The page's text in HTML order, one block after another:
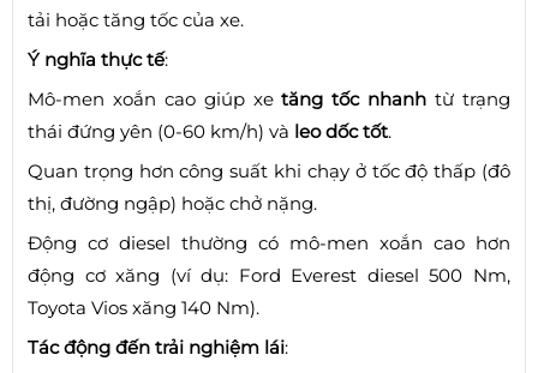
tải hoặc tăng tốc của xe.
Ý nghĩa thực tế:
Mô-men xoắn cao giúp xetăng tốc nhanh từ trạng
thái đứng yên (0-60 km/h) và leo dốc tốt.
Quan trọng hơn công suất khi chạy ở tốc độ thấp (đô
thị, đường ngập) hoặc chở nặng.
Động cơ diesel thường có mô-men xoắn cao hơn
động cơ xăng (ví dụ: Ford Everest diesel 500 Nm,
Toyota Vios xăng 140 Nm).
Tác động đến trải nghiệm lái: